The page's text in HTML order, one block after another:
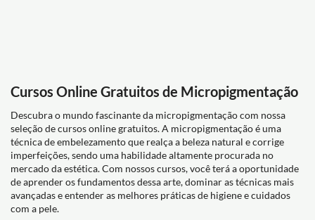
Cursos Online Gratuitos de Micropigmentação
Descubra o mundo fascinante da micropigmentação com nossa
seleção de cursos online gratuitos. A micropigmentação é uma
técnica de embelezamento que realça a beleza natural e corrige
imperfeições, sendo uma habilidade altamente procurada no
mercado da estética. Com nossos cursos, você terá a oportunidade
de aprender os fundamentos dessa arte, dominar as técnicas mais
avançadas e entender as melhores práticas de higiene e cuidados
com a pele.